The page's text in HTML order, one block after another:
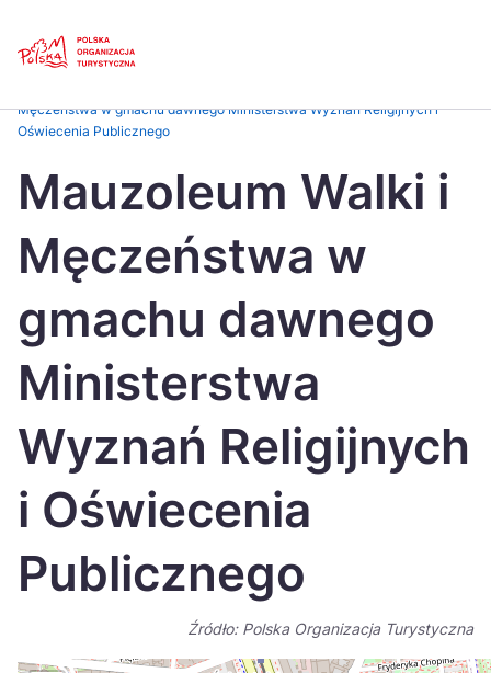
Polski
Česká
Español
Italiano
Nederlands
Português
Suomi
Україна
Zamknij
Męczeństwa w gmachu dawnego Ministerstwa Wyznań Religijnych i
Oświecenia Publicznego
Mauzoleum Walki i
Męczeństwa w
gmachu dawnego
Ministerstwa
Wyznań Religijnych
i Oświecenia
Publicznego
Źródło: Polska Organizacja Turystyczna